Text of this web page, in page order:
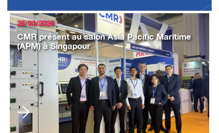
25/03/2026
CMR présent au salon Asia Pacific Maritime
(APM) à Singapour